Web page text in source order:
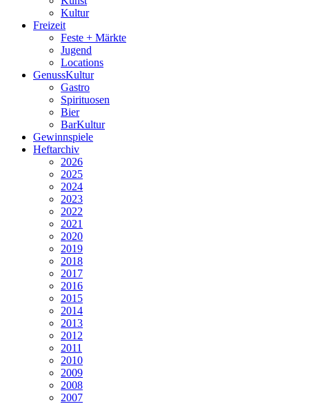
Kultur
Freizeit
Feste + Märkte
Jugend
Locations
GenussKultur
Gastro
Spirituosen
Bier
BarKultur
Gewinnspiele
Heftarchiv
2026
2025
2024
2023
2022
2021
2020
2019
2018
2017
2016
2015
2014
2013
2012
2011
2010
2009
2008
2007